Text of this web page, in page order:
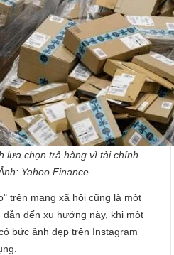
lựa chọn trả hàng vì tài chính
Yahoo Finance
trên mạng xã hội cũng là một
đến xu hướng này, khi một
bức ảnh đẹp trên Instagram